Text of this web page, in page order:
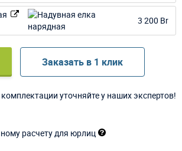
3 200 Br
Заказать в 1 клик
уточняйте у наших экспертов!
расчету для юрлиц